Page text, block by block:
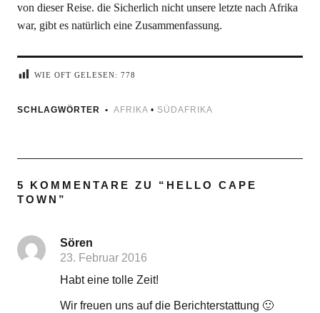
von dieser Reise. die Sicherlich nicht unsere letzte nach Afrika
war, gibt es natürlich eine Zusammenfassung.
WIE OFT GELESEN: 778
SCHLAGWÖRTER AFRIKA• SÜDAFRIKA
5 KOMMENTARE ZU “ HELLO CAPE
TOWN ”
Sören
23. Februar 2016
Habt eine tolle Zeit!
Wir freuen uns auf die Berichterstattung 🙂